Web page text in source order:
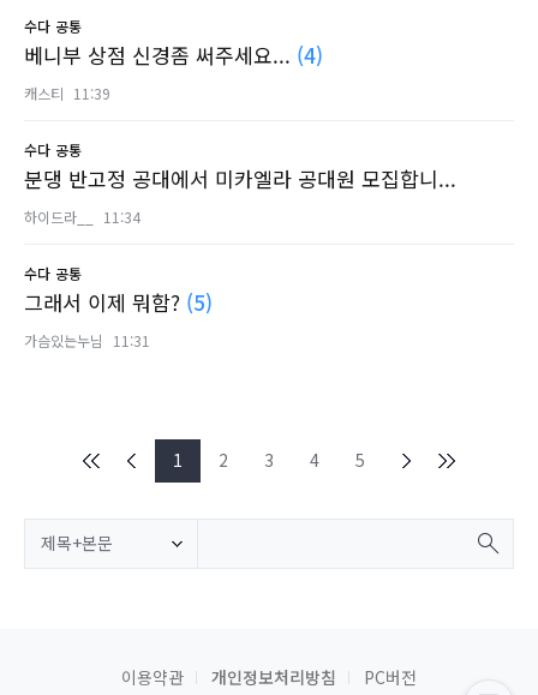
수다 공통
베니부 상점 신경좀 써주세요... (4)
캐스티 11:39
수다 공통
분댕 반고정 공대에서 미카엘라 공대원 모집합니...
하이드라__ 11:34
수다 공통
그래서 이제 뭐함? (5)
가슴있는누님 11:31
1 2 3 4 5
제목+본문
이용약관 개인정보처리방침 PC버전